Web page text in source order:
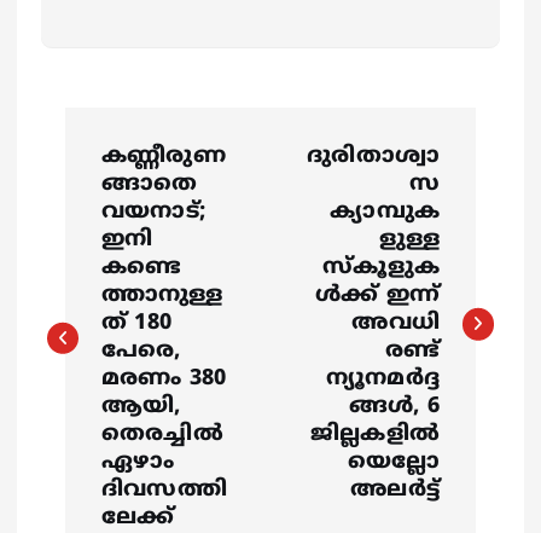
t
n
കണ്ണീരുണ
ങ്ങാതെ
വയനാട്;
ഇനി
കണ്ടെ
ത്താനുള്ള
ത് 180
പേരെ,
മരണം 380
ആയി,
തെരച്ചിൽ
ഏഴാം
ദിവസത്തി
ലേക്ക്
ദുരിതാശ്വാ
സ
ക്യാമ്പുക
ളുള്ള
സ്കൂളുക
ൾക്ക് ഇന്ന്
അവധി
രണ്ട്
ന്യൂനമർദ്ദ
ങ്ങൾ, 6
ജില്ലകളിൽ
യെല്ലോ
അലർട്ട്